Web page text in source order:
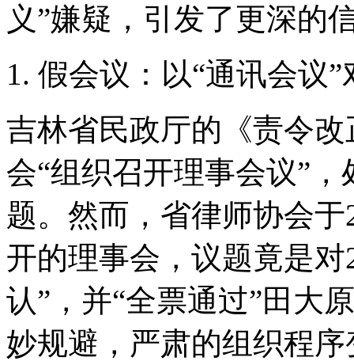
义”嫌疑，引发了更深的
1. 假会议：以“通讯会议
吉林省民政厅的《责令
会“组织召开理事会议”
题。然而，省律师协会
开的理事会，议题竟是
认”，并“全票通过”田大
妙规避，严肃的组织程